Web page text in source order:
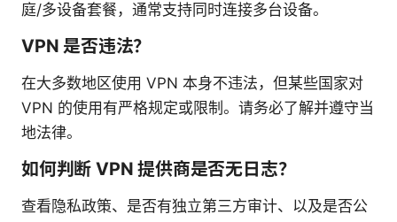
庭/多设备套餐，通常支持同时连接多台设备。
VPN 是否违法？
在大多数地区使用 VPN 本身不违法，但某些国家对
VPN 的使用有严格规定或限制。请务必了解并遵守当
地法律。
如何判断 VPN 提供商是否无日志？
查看隐私政策、是否有独立第三方审计、以及是否公